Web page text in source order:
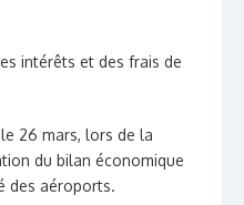
intérêts et des frais de
26 mars, lors de la
du bilan économique
des aéroports.